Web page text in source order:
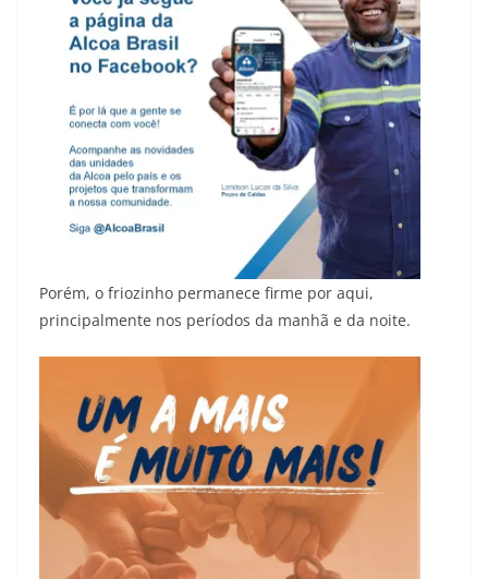
Porém, o friozinho permanece firme por aqui,
principalmente nos períodos da manhã e da noite.